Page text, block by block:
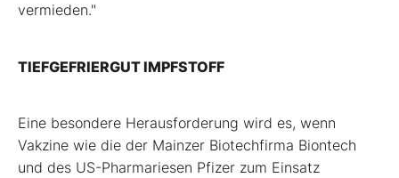
vermieden."
TIEFGEFRIERGUT IMPFSTOFF
Eine besondere Herausforderung wird es, wenn
Vakzine wie die der Mainzer Biotechfirma Biontech
und des US-Pharmariesen Pfizer zum Einsatz